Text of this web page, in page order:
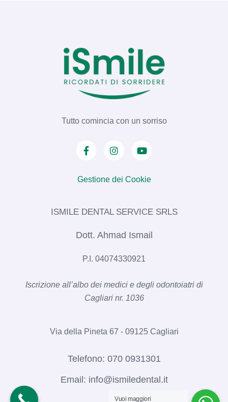
Tutto comincia con un sorriso
Gestione dei Cookie
ISMILE DENTAL SERVICE SRLS​
Dott. Ahmad Ismail
P.I. 04074330921
Iscrizione all’albo dei medici e degli odontoiatri di
Cagliari nr. 1036​
Via della Pineta 67 - 09125 Cagliari
Telefono: 070 0931301
Email: info@ismiledental.it
Vuoi maggiori